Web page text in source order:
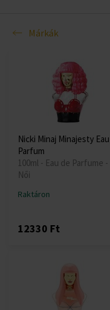
Márkák
Nicki Minaj Minajesty
Parfum
100ml - Eau de Parfume -
Női
Raktáron
12330 Ft